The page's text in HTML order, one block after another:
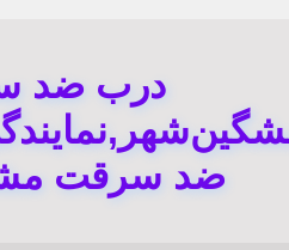
درب ضد
ضد سرقت